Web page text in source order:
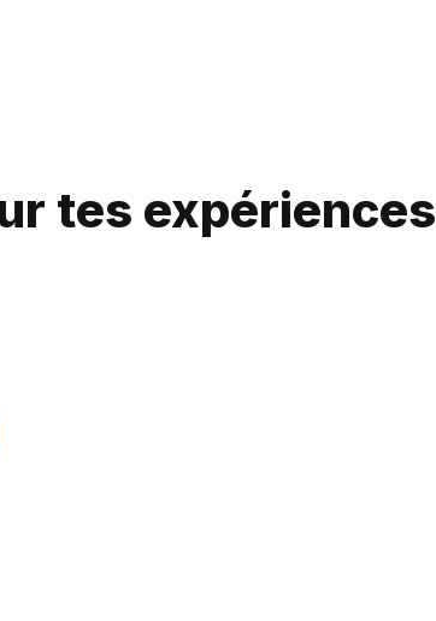
tes expériences